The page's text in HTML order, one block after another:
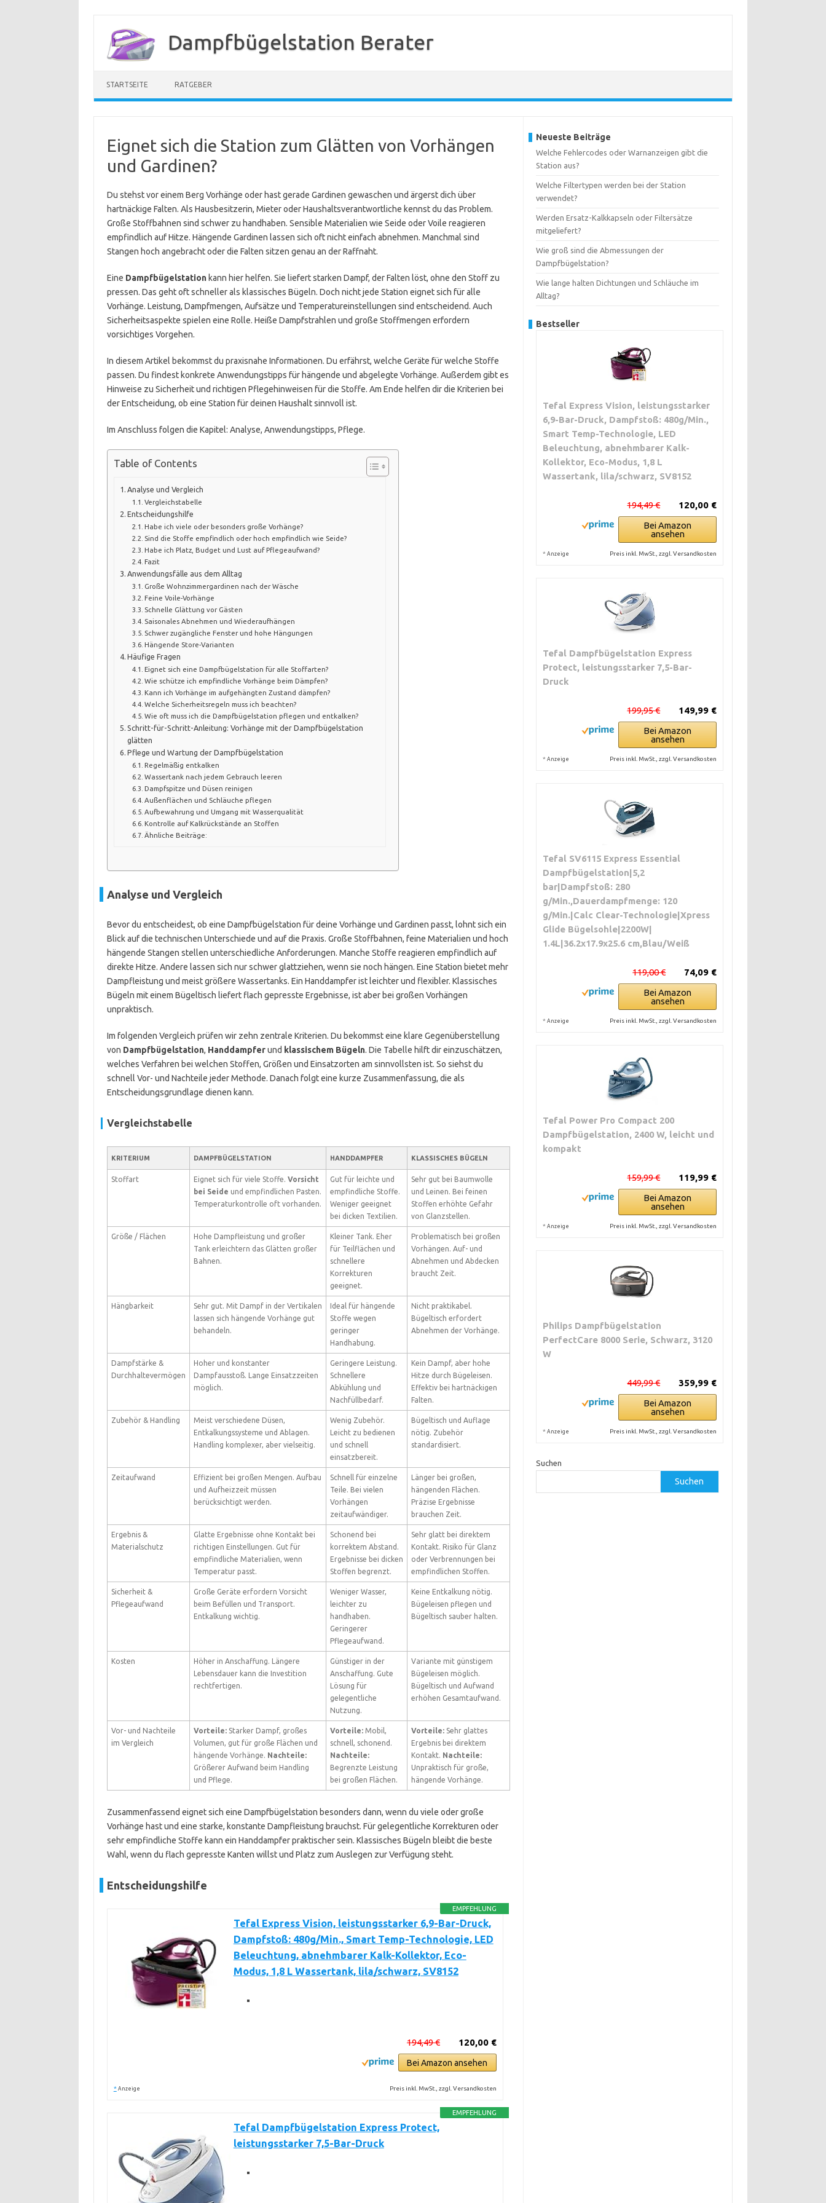
springen
Dampfbügelstation Berater
STARTSEITE RATGEBER
Eignet sich die Station zum Glätten von Vorhängen
und Gardinen?
Du stehst vor einem Berg Vorhänge oder hast gerade Gardinen gewaschen und ärgerst dich über
hartnäckige Falten. Als Hausbesitzerin, Mieter oder Haushaltsverantwortliche kennst du das Problem.
Große Stoffbahnen sind schwer zu handhaben. Sensible Materialien wie Seide oder Voile reagieren
empfindlich auf Hitze. Hängende Gardinen lassen sich oft nicht einfach abnehmen. Manchmal sind
Stangen hoch angebracht oder die Falten sitzen genau an der Raffnaht.
Eine Dampfbügelstationkann hier helfen. Sie liefert starken Dampf, der Falten löst, ohne den Stoff zu
pressen. Das geht oft schneller als klassisches Bügeln. Doch nicht jede Station eignet sich für alle
Vorhänge. Leistung, Dampfmengen, Aufsätze und Temperatureinstellungen sind entscheidend. Auch
Sicherheitsaspekte spielen eine Rolle. Heiße Dampfstrahlen und große Stoffmengen erfordern
vorsichtiges Vorgehen.
In diesem Artikel bekommst du praxisnahe Informationen. Du erfährst, welche Geräte für welche Stoffe
passen. Du findest konkrete Anwendungstipps für hängende und abgelegte Vorhänge. Außerdem gibt es
Hinweise zu Sicherheit und richtigen Pflegehinweisen für die Stoffe. Am Ende helfen dir die Kriterien bei
der Entscheidung, ob eine Station für deinen Haushalt sinnvoll ist.
Im Anschluss folgen die Kapitel: Analyse, Anwendungstipps, Pflege.
Table of Contents
Analyse und Vergleich
Vergleichstabelle
Entscheidungshilfe
Habe ich viele oder besonders große Vorhänge?
Sind die Stoffe empfindlich oder hoch empfindlich wie Seide?
Habe ich Platz, Budget und Lust auf Pflegeaufwand?
Fazit
Anwendungsfälle aus dem Alltag
Große Wohnzimmergardinen nach der Wäsche
Feine Voile-Vorhänge
Schnelle Glättung vor Gästen
Saisonales Abnehmen und Wiederaufhängen
Schwer zugängliche Fenster und hohe Hängungen
Hängende Store-Varianten
Häufige Fragen
Eignet sich eine Dampfbügelstation für alle Stoffarten?
Wie schütze ich empfindliche Vorhänge beim Dämpfen?
Kann ich Vorhänge im aufgehängten Zustand dämpfen?
Welche Sicherheitsregeln muss ich beachten?
Wie oft muss ich die Dampfbügelstation pflegen und entkalken?
Schritt-für-Schritt-Anleitung: Vorhänge mit der Dampfbügelstation
glätten
Pflege und Wartung der Dampfbügelstation
Regelmäßig entkalken
Wassertank nach jedem Gebrauch leeren
Dampfspitze und Düsen reinigen
Außenflächen und Schläuche pflegen
Aufbewahrung und Umgang mit Wasserqualität
Kontrolle auf Kalkrückstände an Stoffen
Ähnliche Beiträge:
Analyse und Vergleich
Bevor du entscheidest, ob eine Dampfbügelstation für deine Vorhänge und Gardinen passt, lohnt sich ein
Blick auf die technischen Unterschiede und auf die Praxis. Große Stoffbahnen, feine Materialien und hoch
hängende Stangen stellen unterschiedliche Anforderungen. Manche Stoffe reagieren empfindlich auf
direkte Hitze. Andere lassen sich nur schwer glattziehen, wenn sie noch hängen. Eine Station bietet mehr
Dampfleistung und meist größere Wassertanks. Ein Handdampfer ist leichter und flexibler. Klassisches
Bügeln mit einem Bügeltisch liefert flach gepresste Ergebnisse, ist aber bei großen Vorhängen
unpraktisch.
Im folgenden Vergleich prüfen wir zehn zentrale Kriterien. Du bekommst eine klare Gegenüberstellung
von Dampfbügelstation, Handdampferund klassischem Bügeln. Die Tabelle hilft dir einzuschätzen,
welches Verfahren bei welchen Stoffen, Größen und Einsatzorten am sinnvollsten ist. So siehst du
schnell Vor- und Nachteile jeder Methode. Danach folgt eine kurze Zusammenfassung, die als
Entscheidungsgrundlage dienen kann.
Vergleichstabelle
KRITERIUM DAMPFBÜGELSTATION HANDDAMPFER KLASSISCHES BÜGELN
Stoffart Eignet sich für viele Stoffe. Vorsicht
bei Seide und empfindlichen Pasten.
Temperaturkontrolle oft vorhanden.
Gut für leichte und
empfindliche Stoffe.
Weniger geeignet
bei dicken Textilien.
Sehr gut bei Baumwolle
und Leinen. Bei feinen
Stoffen erhöhte Gefahr
von Glanzstellen.
Größe / Flächen
Hohe Dampfleistung und großer
Tank erleichtern das Glätten großer
Bahnen.
Kleiner Tank. Eher
für Teilflächen und
schnellere
Korrekturen
geeignet.
Problematisch bei großen
Vorhängen. Auf- und
Abnehmen und Abdecken
braucht Zeit.
Hängbarkeit
Sehr gut. Mit Dampf in der Vertikalen
lassen sich hängende Vorhänge gut
behandeln.
Ideal für hängende
Stoffe wegen
geringer
Handhabung.
Nicht praktikabel.
Bügeltisch erfordert
Abnehmen der Vorhänge.
Dampfstärke &
Durchhaltevermögen
Hoher und konstanter
Dampfausstoß. Lange Einsatzzeiten
möglich.
Geringere Leistung.
Schnellere
Abkühlung und
Nachfüllbedarf.
Kein Dampf, aber hohe
Hitze durch Bügeleisen.
Effektiv bei hartnäckigen
Falten.
Zubehör & Handling
Meist verschiedene Düsen,
Entkalkungssysteme und Ablagen.
Handling komplexer, aber vielseitig.
Wenig Zubehör.
Leicht zu bedienen
und schnell
einsatzbereit.
Bügeltisch und Auflage
nötig. Zubehör
standardisiert.
Zeitaufwand
Effizient bei großen Mengen. Aufbau
und Aufheizzeit müssen
berücksichtigt werden.
Schnell für einzelne
Teile. Bei vielen
Vorhängen
zeitaufwändiger.
Länger bei großen,
hängenden Flächen.
Präzise Ergebnisse
brauchen Zeit.
Ergebnis &
Materialschutz
Glatte Ergebnisse ohne Kontakt bei
richtigen Einstellungen. Gut für
empfindliche Materialien, wenn
Temperatur passt.
Schonend bei
korrektem Abstand.
Ergebnisse bei dicken
Stoffen begrenzt.
Sehr glatt bei direktem
Kontakt. Risiko für Glanz
oder Verbrennungen bei
empfindlichen Stoffen.
Sicherheit &
Pflegeaufwand
Große Geräte erfordern Vorsicht
beim Befüllen und Transport.
Entkalkung wichtig.
Weniger Wasser,
leichter zu
handhaben.
Geringerer
Pflegeaufwand.
Keine Entkalkung nötig.
Bügeleisen pflegen und
Bügeltisch sauber halten.
Kosten
Höher in Anschaffung. Längere
Lebensdauer kann die Investition
rechtfertigen.
Günstiger in der
Anschaffung. Gute
Lösung für
gelegentliche
Nutzung.
Variante mit günstigem
Bügeleisen möglich.
Bügeltisch und Aufwand
erhöhen Gesamtaufwand.
Vor- und Nachteile
im Vergleich
Vorteile:Starker Dampf, großes
Volumen, gut für große Flächen und
hängende Vorhänge. Nachteile:
Größerer Aufwand beim Handling
und Pflege.
Vorteile:Mobil,
schnell, schonend.
Nachteile:
Begrenzte Leistung
bei großen Flächen.
Vorteile:Sehr glattes
Ergebnis bei direktem
Kontakt. Nachteile:
Unpraktisch für große,
hängende Vorhänge.
Zusammenfassend eignet sich eine Dampfbügelstation besonders dann, wenn du viele oder große
Vorhänge hast und eine starke, konstante Dampfleistung brauchst. Für gelegentliche Korrekturen oder
sehr empfindliche Stoffe kann ein Handdampfer praktischer sein. Klassisches Bügeln bleibt die beste
Wahl, wenn du flach gepresste Kanten willst und Platz zum Auslegen zur Verfügung steht.
Entscheidungshilfe
EMPFEHLUNG
Tefal Express Vision, leistungsstarker 6,9-Bar-Druck,
Dampfstoß: 480g/Min., Smart Temp-Technologie, LED
Beleuchtung, abnehmbarer Kalk-Kollektor, Eco-
Modus, 1,8 L Wassertank, lila/schwarz, SV8152
120,00 €
194,49 €
Bei Amazon ansehen
* Anzeige Preis inkl. MwSt., zzgl. Versandkosten
EMPFEHLUNG
Tefal Dampfbügelstation Express Protect,
leistungsstarker 7,5-Bar-Druck
Neueste Beiträge
Welche Fehlercodes oder Warnanzeigen gibt die
Station aus?
Welche Filtertypen werden bei der Station
verwendet?
Werden Ersatz-Kalkkapseln oder Filtersätze
mitgeliefert?
Wie groß sind die Abmessungen der
Dampfbügelstation?
Wie lange halten Dichtungen und Schläuche im
Alltag?
Bestseller
Tefal Express Vision, leistungsstarker
6,9-Bar-Druck, Dampfstoß: 480g/Min.,
Smart Temp-Technologie, LED
Beleuchtung, abnehmbarer Kalk-
Kollektor, Eco-Modus, 1,8 L
Wassertank, lila/schwarz, SV8152
120,00 €
194,49 €
Bei Amazon
ansehen
* Anzeige Preis inkl. MwSt., zzgl. Versandkosten
Tefal Dampfbügelstation Express
Protect, leistungsstarker 7,5-Bar-
Druck
149,99 €
199,95 €
Bei Amazon
ansehen
* Anzeige Preis inkl. MwSt., zzgl. Versandkosten
Tefal SV6115 Express Essential
Dampfbügelstation|5,2
bar|Dampfstoß: 280
g/Min.,Dauerdampfmenge: 120
g/Min.|Calc Clear-Technologie|Xpress
Glide Bügelsohle|2200W|
1.4L|36.2x17.9x25.6 cm,Blau/Weiß
74,09 €
119,00 €
Bei Amazon
ansehen
* Anzeige Preis inkl. MwSt., zzgl. Versandkosten
Tefal Power Pro Compact 200
Dampfbügelstation, 2400 W, leicht und
kompakt
119,99 €
159,99 €
Bei Amazon
ansehen
* Anzeige Preis inkl. MwSt., zzgl. Versandkosten
Philips Dampfbügelstation
PerfectCare 8000 Serie, Schwarz, 3120
W
359,99 €
449,99 €
Bei Amazon
ansehen
* Anzeige Preis inkl. MwSt., zzgl. Versandkosten
Suchen
Suchen